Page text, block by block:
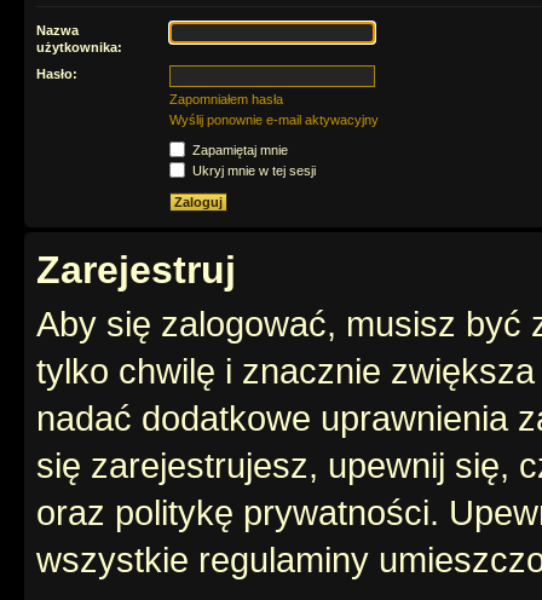
Nazwa
użytkownika:
Hasło:
Zapomniałem hasła
Wyślij ponownie e-mail aktywacyjny
Zapamiętaj mnie
Ukryj mnie w tej sesji
Zarejestruj
Aby się zalogować, musisz być
tylko chwilę i znacznie
nadać dodatkowe uprawnienia
się zarejestrujesz, upewnij się,
oraz politykę prywatności.
wszystkie regulaminy